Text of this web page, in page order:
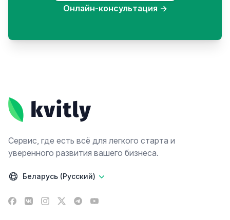
Онлайн-консультация →
Сервис, где есть всё для легкого старта и
уверенного развития вашего бизнеса.
Беларусь (Русский)
Facebook
VK Instagram
X TelegramYouTube